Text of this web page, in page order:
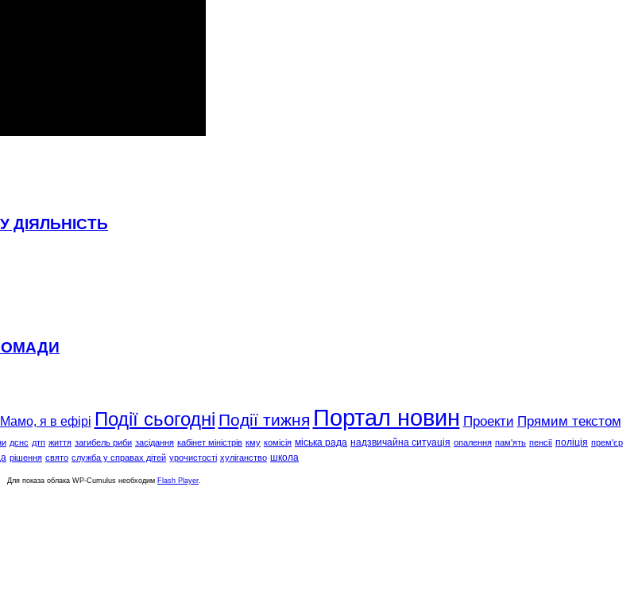
ДІЯЛЬНІСТЬ
Мамо, я в ефірі Події сьогодні Події тижня Портал новин Проекти Прямим текстом
дснс дтп життя загибель риби засідання кабінет міністрів кму комісія міська рада надзвичайна ситуація опалення пам'ять пенсії поліція прем'єр
рішення свято служба у справах дітей урочистості хуліганство школа
Для показа облака WP-Cumulus необходим Flash Player